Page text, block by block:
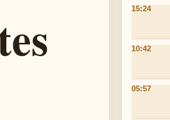
15:24
10:42
05:57